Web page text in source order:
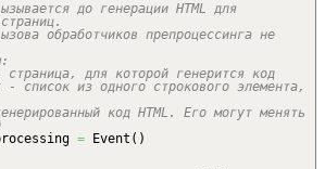
до генерации HTML для
обработчиков препроцессинга не
для которой генерится код
из одного строкового элемента,
код HTML. Его могут менять
= Event ( )